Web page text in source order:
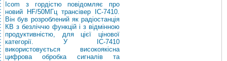
Icom з гордістю повідомляє про
новий HF/50МГц трансівер IC-7410.
Він був розроблений як радіостанція
КВ з безліччю функцій і з відмінною
продуктивністю, для цієї цінової
категорії. У IC-7410
використовується високоякісна
цифрова обробка сигналів та